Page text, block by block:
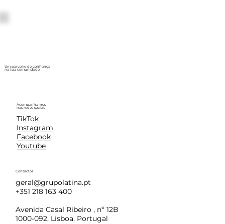
Um parceiro de confiança
na tua comunidade.
Acompanha-nos
nas redes sociais
TikTok
Instagram
Facebook
Youtube
Contactos
geral@grupolatina.pt
+351 218 163 400
Avenida Casal Ribeiro , nº 12B
1000-092, Lisboa, Portugal